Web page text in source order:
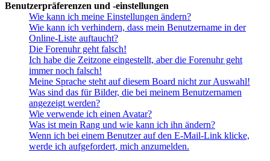
Benutzerpräferenzen und -einstellungen
Wie kann ich meine Einstellungen ändern?
Wie kann ich verhindern, dass mein Benutzername in der
Online-Liste auftaucht?
Die Forenuhr geht falsch!
Ich habe die Zeitzone eingestellt, aber die Forenuhr geht
immer noch falsch!
Meine Sprache steht auf diesem Board nicht zur Auswahl!
Was sind das für Bilder, die bei meinem Benutzernamen
angezeigt werden?
Wie verwende ich einen Avatar?
Was ist mein Rang und wie kann ich ihn ändern?
Wenn ich bei einem Benutzer auf den E-Mail-Link klicke,
werde ich aufgefordert, mich anzumelden.